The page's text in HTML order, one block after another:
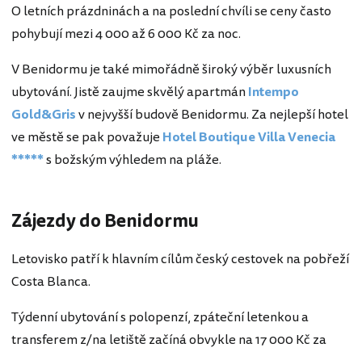
O letních prázdninách a na poslední chvíli se ceny často
pohybují mezi 4 000 až 6 000 Kč za noc.
V Benidormu je také mimořádně široký výběr luxusních
ubytování. Jistě zaujme skvělý apartmánIntempo
Gold&Grisv nejvyšší budově Benidormu. Za nejlepší hotel
ve městě se pak považuje Hotel Boutique Villa Venecia
*****s božským výhledem na pláže.
Zájezdy do Benidormu
Letovisko patří k hlavním cílům český cestovek na pobřeží
Costa Blanca.
Týdenní ubytování s polopenzí, zpáteční letenkou a
transferem z/na letiště začíná obvykle na 17 000 Kč za